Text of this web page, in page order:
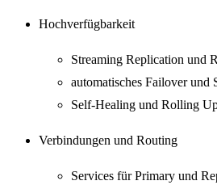
Hochverfügbarkeit
Streaming Replication und
automatisches Failover und
Self-Healing und Rolling
Verbindungen und Routing
Services für Primary und